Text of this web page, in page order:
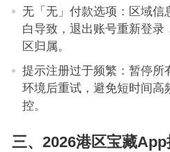
无「无」付款选项：区域信
白导致，退出账号重新登录
区归属。
提示注册过于频繁：暂停所
环境后重试，避免短时间高
控。
三、2026港区宝藏